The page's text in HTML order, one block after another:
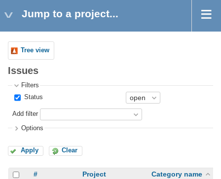
Jump to a project...
Tree view
Issues
Filters
Status
Add filter
Options
Apply Clear
# Project
Category name